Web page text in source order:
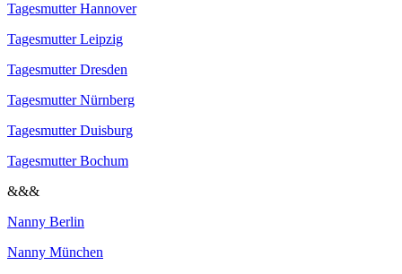
Tagesmutter Hannover
Tagesmutter Leipzig
Tagesmutter Dresden
Tagesmutter Nürnberg
Tagesmutter Duisburg
Tagesmutter Bochum
&&&
Nanny Berlin
Nanny München